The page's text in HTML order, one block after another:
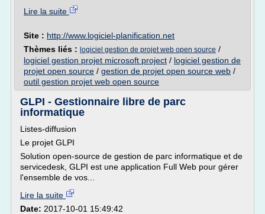
Lire la suite
Site : http://www.logiciel-planification.net
Thèmes liés : logiciel gestion de projet web open source /
logiciel gestion projet microsoft project / logiciel gestion de
projet open source / gestion de projet open source web /
outil gestion projet web open source
GLPI - Gestionnaire libre de parc
informatique
Listes-diffusion
Le projet GLPI
Solution open-­source de gestion de parc informatique et de
servicedesk, GLPI est une application Full Web pour gérer
l'ensemble de vos...
Lire la suite
Date: 2017-10-01 15:49:42